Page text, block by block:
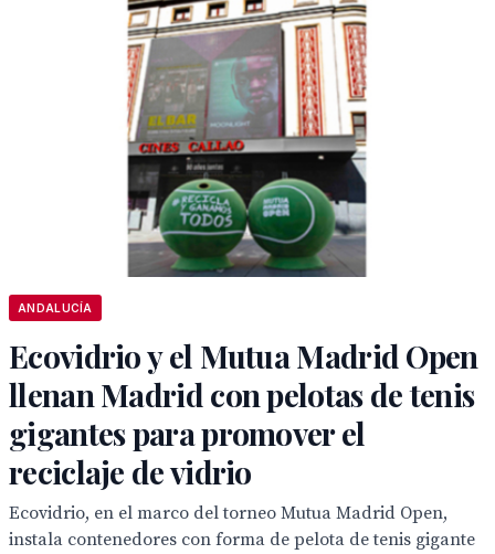
ANDALUCÍA
Ecovidrio y el Mutua Madrid Open
llenan Madrid con pelotas de tenis
gigantes para promover el
reciclaje de vidrio
Ecovidrio, en el marco del torneo Mutua Madrid Open,
instala contenedores con forma de pelota de tenis gigante